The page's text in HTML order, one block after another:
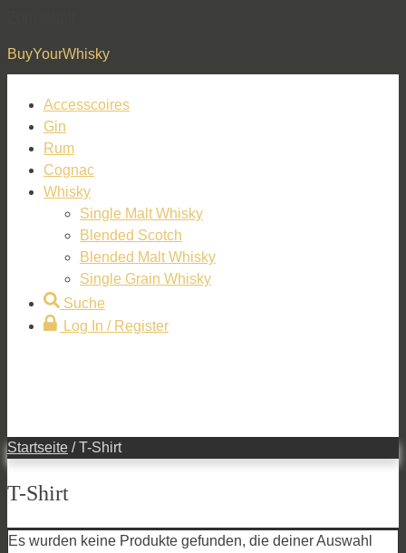
BuyYourWhisky
Accesscoires
Gin
Rum
Cognac
Whisky
Single Malt Whisky
Blended Scotch
Blended Malt Whisky
Single Grain Whisky
Suche
Log In / Register
Startseite / T-Shirt
T-Shirt
Es wurden keine Produkte gefunden, die deiner Auswahl